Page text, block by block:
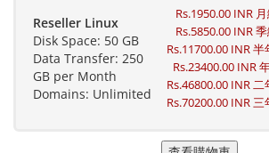
Reseller Linux
Disk Space: 50 GB
Data Transfer: 250
GB per Month
Domains: Unlimited
Rs.1950.00 INR
Rs.5850.00 INR
Rs.11700.00 INR 半
Rs.23400.00 INR
Rs.46800.00 INR 二
Rs.70200.00 INR 三